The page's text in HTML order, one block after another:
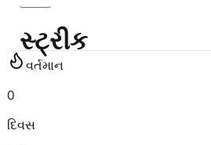
સ્ટ્રીક
વર્તમાન
0
દિવસ